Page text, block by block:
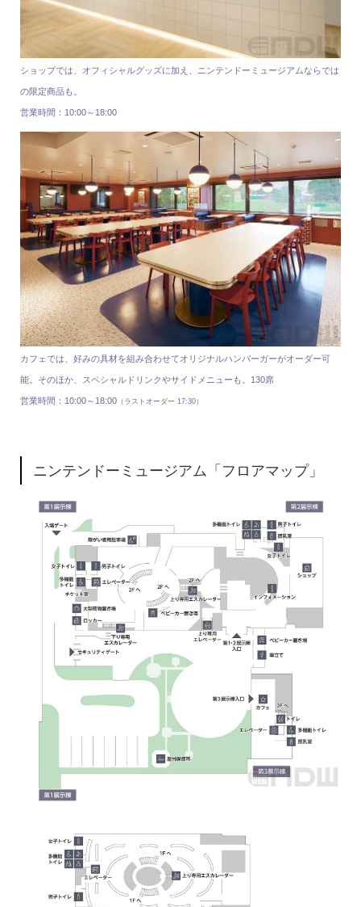
ショップでは、オフィシャルグッズに加え、ニンテンドーミュージアムならでは
の限定商品も。
営業時間：10:00～18:00
カフェでは、好みの具材を組み合わせてオリジナルハンバーガーがオーダー可
能。そのほか、スペシャルドリンクやサイドメニューも。130席
営業時間：10:00～18:00（ラストオーダー 17:30）
ニンテンドーミュージアム「フロアマップ」